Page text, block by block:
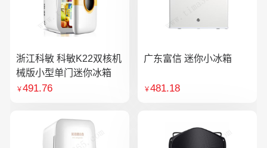
浙江科敏 科敏K22双核机
械版小型单门迷你冰箱
￥491.76
广东富信 迷你小冰箱
￥481.18